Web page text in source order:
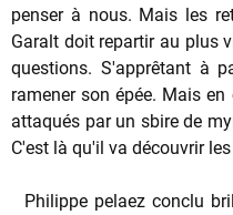
penser à nous. Mais les
Garalt doit repartir au plus
questions. S'apprêtant à
ramener son épée. Mais
attaqués par un sbire de
C'est là qu'il va découvrir
Philippe pelaez conclu